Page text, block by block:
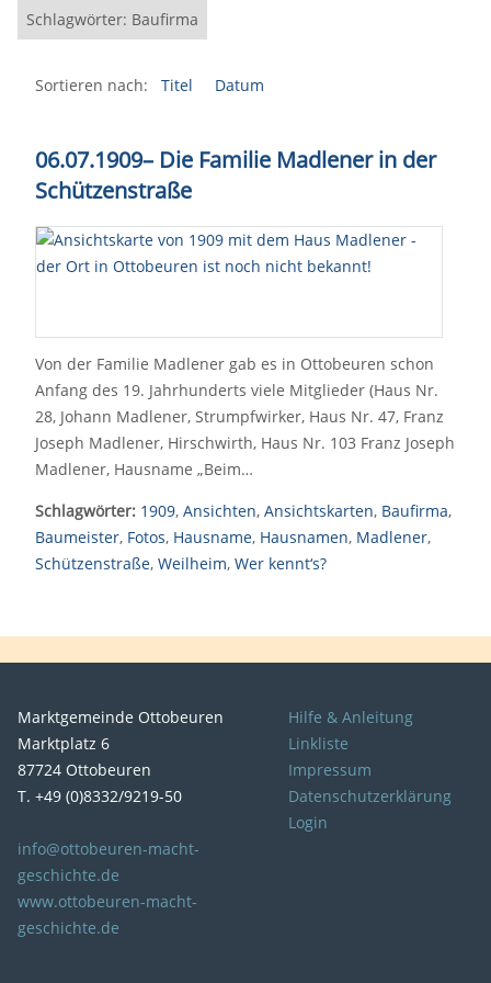
Schlagwörter: Baufirma
Sortieren nach: Titel Datum
06.07.1909– Die Familie Madlener in der
Schützenstraße
Von der Familie Madlener gab es in Ottobeuren schon
Anfang des 19. Jahrhunderts viele Mitglieder (Haus Nr.
28, Johann Madlener, Strumpfwirker, Haus Nr. 47, Franz
Joseph Madlener, Hirschwirth, Haus Nr. 103 Franz Joseph
Madlener, Hausname „Beim…
Schlagwörter: 1909, Ansichten, Ansichtskarten, Baufirma,
Baumeister, Fotos, Hausname, Hausnamen, Madlener,
Schützenstraße, Weilheim, Wer kennt‘s?
Marktgemeinde Ottobeuren
Marktplatz 6
87724 Ottobeuren
T. +49 (0)8332/9219-50
info@ottobeuren-macht-
geschichte.de
www.ottobeuren-macht-
geschichte.de
Hilfe & Anleitung
Linkliste
Impressum
Datenschutzerklärung
Login